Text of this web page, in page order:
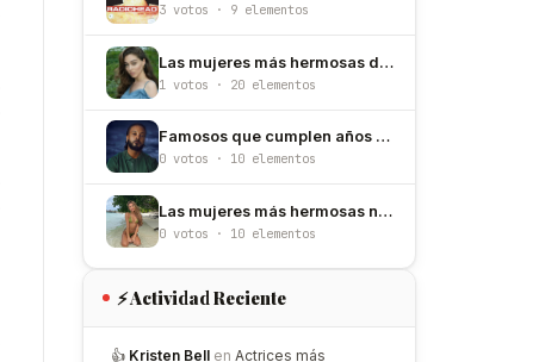
3 votos · 9 elementos
Las mujeres más hermosas de Turquía
1 votos · 20 elementos
Famosos que cumplen años el 15 de octubre
0 votos · 10 elementos
Las mujeres más hermosas nacidas un 7 de junio
0 votos · 10 elementos
⚡ Actividad Reciente
👍 Kristen Bell en Actrices más